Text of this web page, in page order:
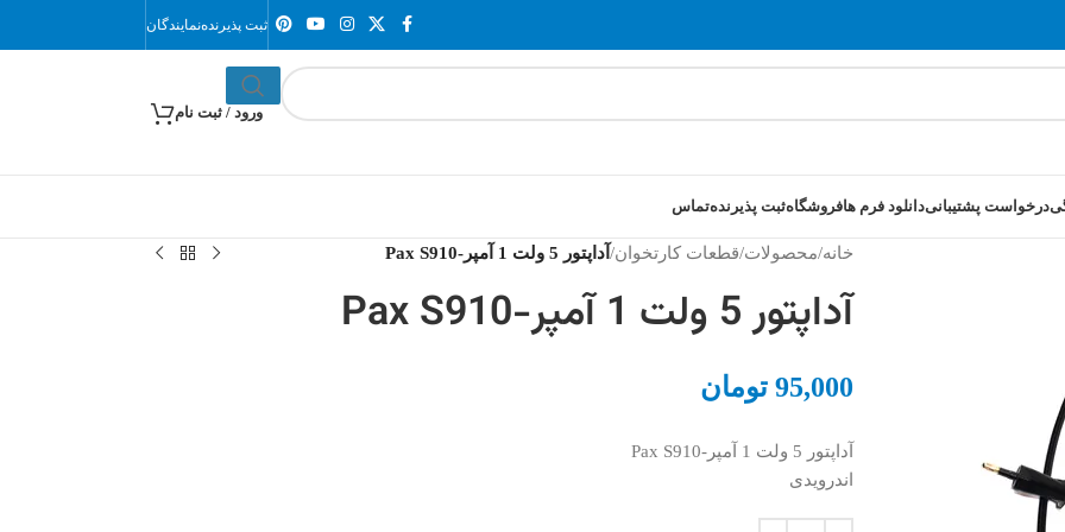
ثبت پذیرندهنمایندگان
ورود / ثبت نام
درخواست پشتیبانیدانلود فرم هافروشگاهثبت پذیرندهتماس
خانه/محصولات/قطعات کارتخوان/آداپتور 5 ولت 1 آمپر-Pax S910
آداپتور 5 ولت 1 آمپر-Pax S910
95,000 تومان
آداپتور 5 ولت 1 آمپر-Pax S910
اندرویدی